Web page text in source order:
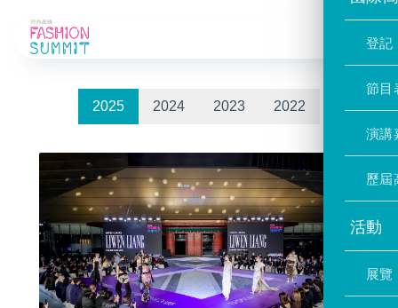
登記
節目
演講
歷屆
活動
展覽
2025 2024 2023 2022